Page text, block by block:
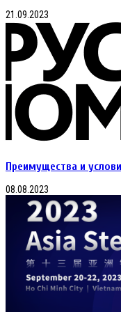
21.09.2023
Преимущества и
08.08.2023